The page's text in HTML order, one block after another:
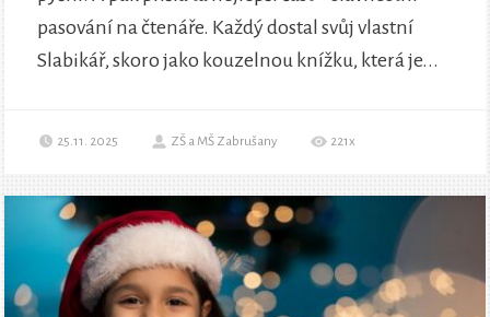
pasování na čtenáře. Každý dostal svůj vlastní
Slabikář, skoro jako kouzelnou knížku, která je...
25.11. 2025 ZŠ a MŠ Zabrušany 221x